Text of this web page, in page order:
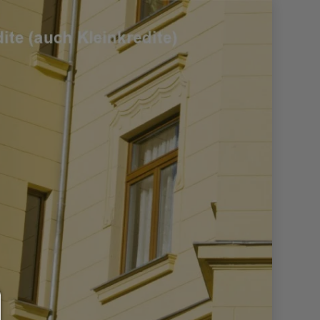
Consent Manager